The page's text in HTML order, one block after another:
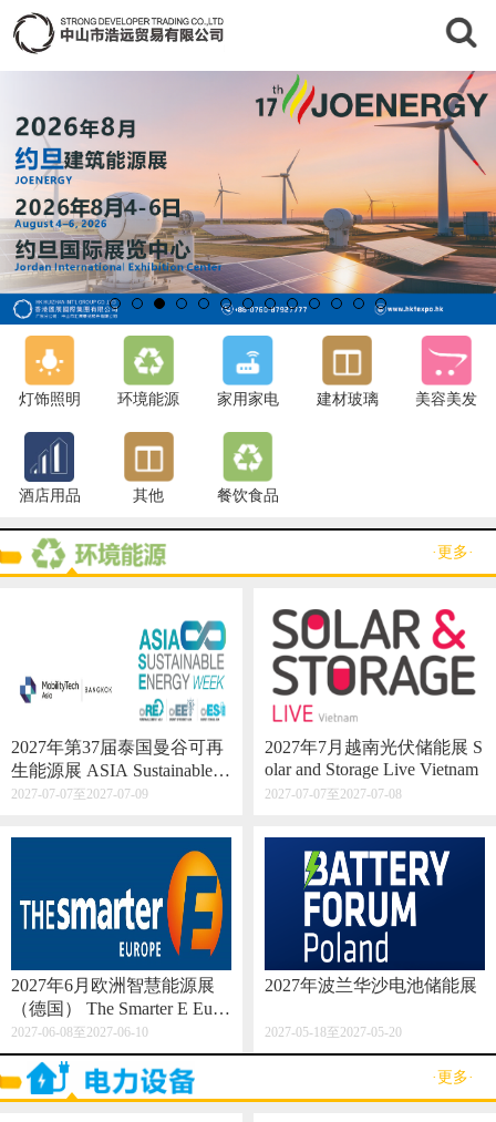
灯饰照明 环境能源 家用家电 建材玻璃 美容美发
酒店用品 其他 餐饮食品
·更多·
2027年第37届泰国曼谷可再
生能源展 ASIA Sustainable E
nergy Week
2027-07-07至2027-07-09
2027年7月越南光伏储能展 S
olar and Storage Live Vietnam
2027-07-07至2027-07-08
2027年6月欧洲智慧能源展
（德国） The Smarter E Euro
pe 2027
2027-06-08至2027-06-10
2027年波兰华沙电池储能展
2027-05-18至2027-05-20
·更多·